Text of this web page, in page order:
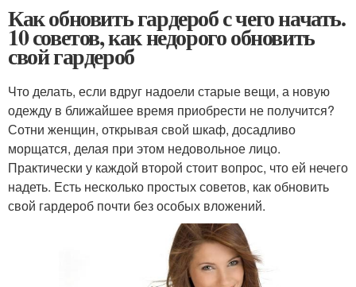
Как обновить гардероб с чего начать.
10 советов, как недорого обновить
свой гардероб
Что делать, если вдруг надоели старые вещи, а новую
одежду в ближайшее время приобрести не получится?
Сотни женщин, открывая свой шкаф, досадливо
морщатся, делая при этом недовольное лицо.
Практически у каждой второй стоит вопрос, что ей нечего
надеть. Есть несколько простых советов, как обновить
свой гардероб почти без особых вложений.